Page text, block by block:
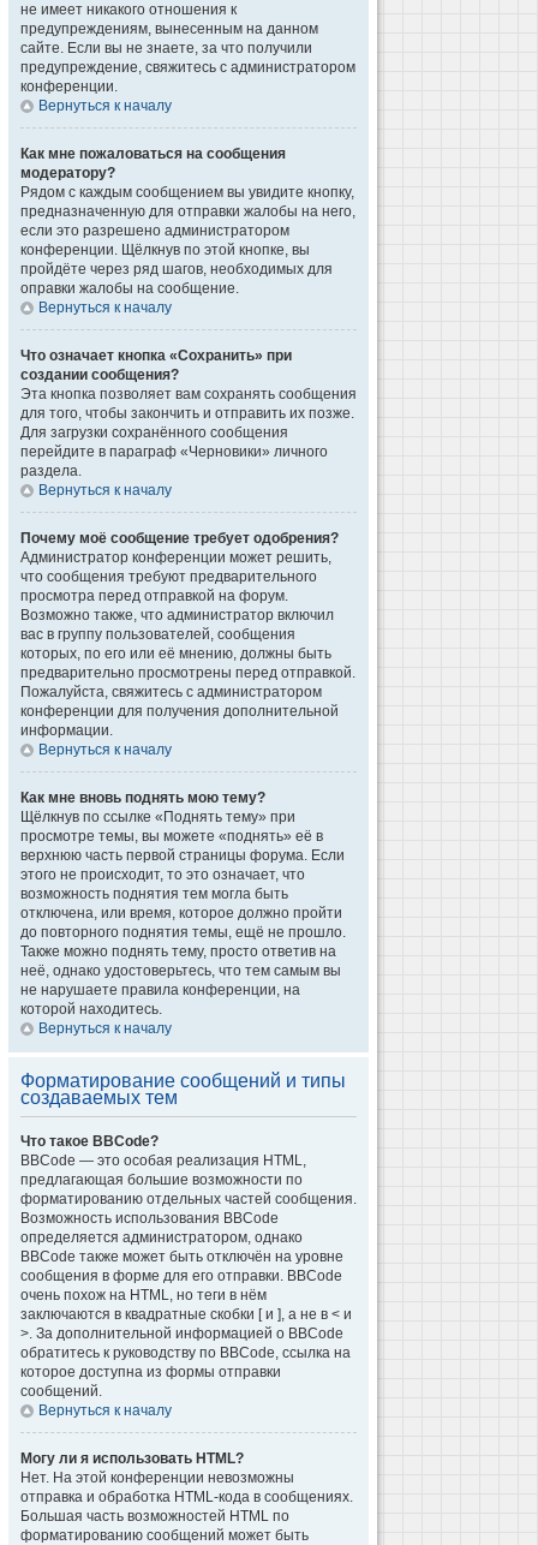
не имеет никакого отношения к
предупреждениям, вынесенным на данном
сайте. Если вы не знаете, за что получили
предупреждение, свяжитесь с администратором
конференции.
Вернуться к началу
Как мне пожаловаться на сообщения
модератору?
Рядом с каждым сообщением вы увидите кнопку,
предназначенную для отправки жалобы на него,
если это разрешено администратором
конференции. Щёлкнув по этой кнопке, вы
пройдёте через ряд шагов, необходимых для
оправки жалобы на сообщение.
Вернуться к началу
Что означает кнопка «Сохранить» при
создании сообщения?
Эта кнопка позволяет вам сохранять сообщения
для того, чтобы закончить и отправить их позже.
Для загрузки сохранённого сообщения
перейдите в параграф «Черновики» личного
раздела.
Вернуться к началу
Почему моё сообщение требует одобрения?
Администратор конференции может решить,
что сообщения требуют предварительного
просмотра перед отправкой на форум.
Возможно также, что администратор включил
вас в группу пользователей, сообщения
которых, по его или её мнению, должны быть
предварительно просмотрены перед отправкой.
Пожалуйста, свяжитесь с администратором
конференции для получения дополнительной
информации.
Вернуться к началу
Как мне вновь поднять мою тему?
Щёлкнув по ссылке «Поднять тему» при
просмотре темы, вы можете «поднять» её в
верхнюю часть первой страницы форума. Если
этого не происходит, то это означает, что
возможность поднятия тем могла быть
отключена, или время, которое должно пройти
до повторного поднятия темы, ещё не прошло.
Также можно поднять тему, просто ответив на
неё, однако удостоверьтесь, что тем самым вы
не нарушаете правила конференции, на
которой находитесь.
Вернуться к началу
Форматирование сообщений и типы
создаваемых тем
Что такое BBCode?
BBCode — это особая реализация HTML,
предлагающая большие возможности по
форматированию отдельных частей сообщения.
Возможность использования BBCode
определяется администратором, однако
BBCode также может быть отключён на уровне
сообщения в форме для его отправки. BBCode
очень похож на HTML, но теги в нём
заключаются в квадратные скобки [ и ], а не в < и
>. За дополнительной информацией о BBCode
обратитесь к руководству по BBCode, ссылка на
которое доступна из формы отправки
сообщений.
Вернуться к началу
Могу ли я использовать HTML?
Нет. На этой конференции невозможны
отправка и обработка HTML-кода в сообщениях.
Большая часть возможностей HTML по
форматированию сообщений может быть